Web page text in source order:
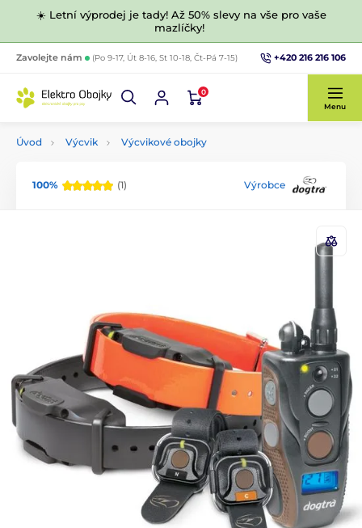
☀️ Letní výprodej je tady! Až 50% slevy na vše pro vaše
mazlíčky!
Zavolejte nám (Po 9-17, Út 8-16, St 10-18, Čt-Pá 7-15) +420 216 216 106
0
Menu
Úvod Výcvik Výcvikové obojky
100% (1) Výrobce